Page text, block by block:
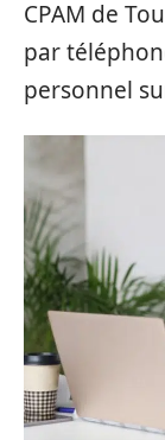
CPAM de
par
personnel